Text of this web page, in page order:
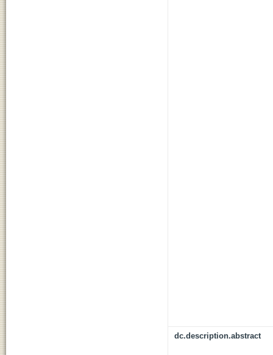
dc.description.abstract